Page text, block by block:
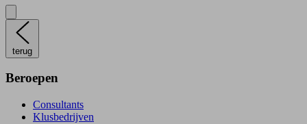
terug
Beroepen
Consultants
Klusbedrijven